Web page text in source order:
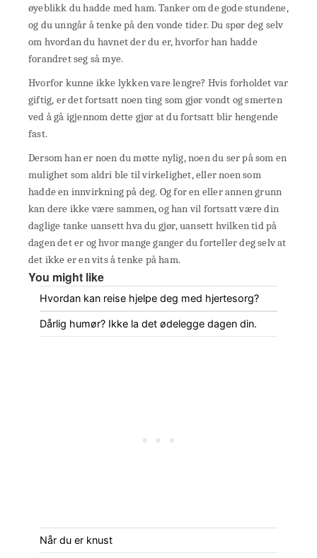
øyeblikk du hadde med ham. Tanker om de gode stundene,
og du unngår å tenke på den vonde tider. Du spør deg selv
om hvordan du havnet der du er, hvorfor han hadde
forandret seg så mye.
Hvorfor kunne ikke lykken vare lengre? Hvis forholdet var
giftig, er det fortsatt noen ting som gjør vondt og smerten
ved å gå igjennom dette gjør at du fortsatt blir hengende
fast.
Dersom han er noen du møtte nylig, noen du ser på som en
mulighet som aldri ble til virkelighet, eller noen som
hadde en innvirkning på deg. Og for en eller annen grunn
kan dere ikke være sammen, og han vil fortsatt være din
daglige tanke uansett hva du gjør, uansett hvilken tid på
dagen det er og hvor mange ganger du forteller deg selv at
det ikke er en vits å tenke på ham.
You might like
Hvordan kan reise hjelpe deg med hjertesorg?
Dårlig humør? Ikke la det ødelegge dagen din.
Når du er knust